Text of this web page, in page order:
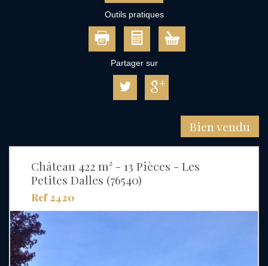
Outils pratiques
Partager sur
Bien vendu
Château 422 m² - 13 Pièces - Les
Petites Dalles (76540)
Ref 2420